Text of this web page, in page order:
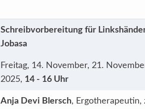
Schreibvorbereitung für
Jobasa
Freitag, 14. November, 21.
2025, 14 - 16 Uhr
Anja Devi Blersch,